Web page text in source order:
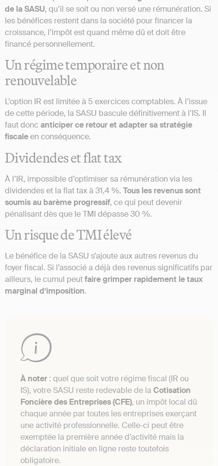
de la SASU, qu’il se soit ou non versé une rémunération. Si
les bénéfices restent dans la société pour financer la
croissance, l’impôt est quand même dû et doit être
financé personnellement.
Un régime temporaire et non
renouvelable
L’option IR est limitée à 5 exercices comptables. À l’issue
de cette période, la SASU bascule définitivement à l’IS. Il
faut donc anticiper ce retour et adapter sa stratégie
fiscaleen conséquence.
Dividendes et flat tax
À l’IR, impossible d’optimiser sa rémunération via les
dividendes et la flat tax à 31,4 %. Tous les revenus sont
soumis au barème progressif, ce qui peut devenir
pénalisant dès que le TMI dépasse 30 %.
Un risque de TMI élevé
Le bénéfice de la SASU s’ajoute aux autres revenus du
foyer fiscal. Si l’associé a déjà des revenus significatifs par
ailleurs, le cumul peutfaire grimper rapidement le taux
marginal d’imposition.
À noter : quel que soit votre régime fiscal (IR ou
IS), votre SASU reste redevable de la Cotisation
Foncière des Entreprises (CFE), un impôt local dû
chaque année par toutes les entreprises exerçant
une activité professionnelle. Celle-ci peut être
exemptée la première année d’activité mais la
déclaration initiale en ligne reste toutefois
obligatoire.